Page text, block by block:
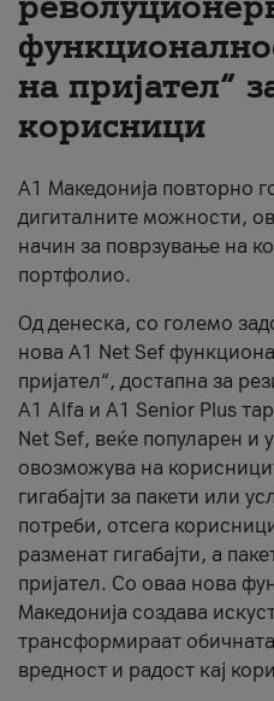
За нас
#ПодобарОнлајн
на пријател“
корисници
А1 Македонија повторно
дигиталните можности,
начин за поврзување на
портфолио.
Од денеска, со големо
нова A1 Net Sef
пријател“, достапна за
А1 Alfa и A1 Senior Plus
Net Sef, веќе популарен и
овозможува на
гигабајти за пакети или
потреби, отсега
разменат гигабајти, а
пријател. Со оваа нова
Македонија создава
трансформираат
вредност и радост кај